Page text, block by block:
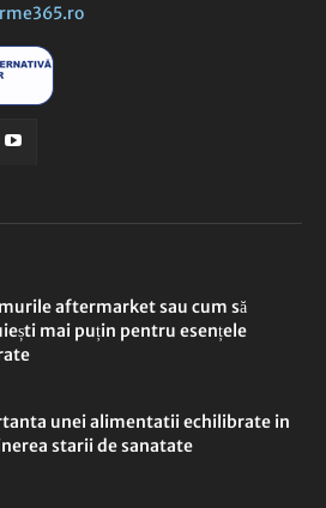
aftermarket sau cum să
mai puțin pentru esențele
unei alimentatii echilibrate in
starii de sanatate